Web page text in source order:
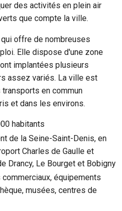
des activités en plein air
que compte la ville.
offre de nombreuses
Elle dispose d'une zone
implantées plusieurs
assez variés. La ville est
en commun
et dans les environs.
habitants
de la Seine-Saint-Denis, en
Charles de Gaulle et
Drancy, Le Bourget et Bobigny
équipements
musées, centres de